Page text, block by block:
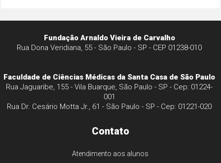
Fundação Arnaldo Vieira de Carvalho
Rua Dona Veridiana, 55 - São Paulo - SP - CEP 01238-010
Faculdade de Ciências Médicas da Santa Casa de São Paulo
Rua Jaguaribe, 155 - Vila Buarque, São Paulo - SP - Cep: 01224-
001
Rua Dr. Cesário Motta Jr., 61 - São Paulo - SP - Cep: 01221-020
Contato
Atendimento aos alunos